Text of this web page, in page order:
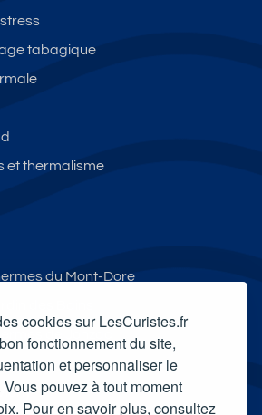
cookies sur LesCuristes.fr
fonctionnement du site,
et personnaliser le
pouvez à tout moment
Pour en savoir plus, consultez
tabagique
et thermalisme
du Mont-Dore